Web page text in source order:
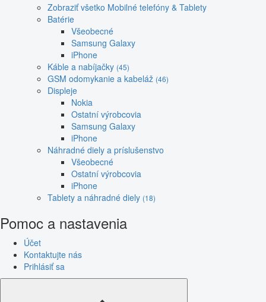
Zobraziť všetko Mobilné telefóny & Tablety
Batérie
Všeobecné
Samsung Galaxy
iPhone
Káble a nabíjačky (45)
GSM odomykanie a kabeláž (46)
Displeje
Nokia
Ostatní výrobcovia
Samsung Galaxy
iPhone
Náhradné diely a príslušenstvo
Všeobecné
Ostatní výrobcovia
iPhone
Tablety a náhradné diely (18)
Pomoc a nastavenia
Účet
Kontaktujte nás
Prihlásiť sa